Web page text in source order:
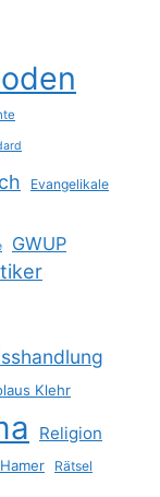
Evangelikale
GWUP
Klehr
Religion
Rätsel